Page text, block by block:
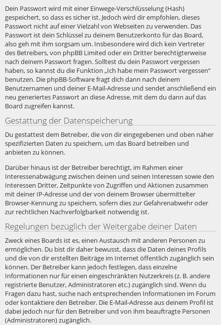
Dein Passwort wird mit einer Einwege-Verschlüsselung (Hash)
gespeichert, so dass es sicher ist. Jedoch wird dir empfohlen, dieses
Passwort nicht auf einer Vielzahl von Webseiten zu verwenden. Das
Passwort ist dein Schlüssel zu deinem Benutzerkonto für das Board,
also geh mit ihm sorgsam um. Insbesondere wird dich kein Vertreter
des Betreibers, von phpBB Limited oder ein Dritter berechtigterweise
nach deinem Passwort fragen. Solltest du dein Passwort vergessen
haben, so kannst du die Funktion „Ich habe mein Passwort vergessen“
benutzen. Die phpBB-Software fragt dich dann nach deinem
Benutzernamen und deiner E-Mail-Adresse und sendet anschließend ein
neu generiertes Passwort an diese Adresse, mit dem du dann auf das
Board zugreifen kannst.
Gestattung der Datenspeicherung
Du gestattest dem Betreiber, die von dir eingegebenen und oben näher
spezifizierten Daten zu speichern, um das Board betreiben und
anbieten zu können.
Darüber hinaus ist der Betreiber berechtigt, im Rahmen einer
Interessenabwägung zwischen deinen und seinen Interessen sowie den
Interessen Dritter, Zeitpunkte von Zugriffen und Aktionen zusammen
mit deiner IP-Adresse und der von deinem Browser übermittelter
Browser-Kennung zu speichern, sofern dies zur Gefahrenabwehr oder
zur rechtlichen Nachverfolgbarkeit notwendig ist.
Regelungen bezüglich der Weitergabe deiner Daten
Zweck eines Boards ist es, einen Austausch mit anderen Personen zu
ermöglichen. Du bist dir daher bewusst, dass die Daten deines Profils
und die von dir erstellten Beiträge im Internet öffentlich zugänglich sein
können. Der Betreiber kann jedoch festlegen, dass einzelne
Informationen nur für einen eingeschränkten Nutzerkreis (z. B. andere
registrierte Benutzer, Administratoren etc.) zugänglich sind. Wenn du
Fragen dazu hast, suche nach entsprechenden Informationen im Forum
oder kontaktiere den Betreiber. Die E-Mail-Adresse aus deinem Profil ist
dabei jedoch nur für den Betreiber und von ihm beauftragte Personen
(Administratoren) zugänglich.